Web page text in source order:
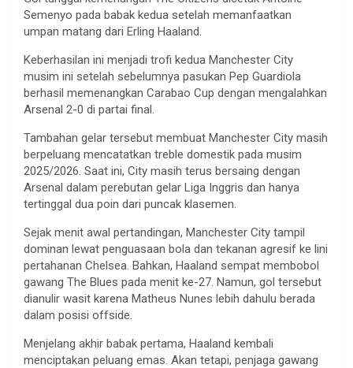
Semenyo pada babak kedua setelah memanfaatkan
umpan matang dari Erling Haaland.
Keberhasilan ini menjadi trofi kedua Manchester City
musim ini setelah sebelumnya pasukan Pep Guardiola
berhasil memenangkan Carabao Cup dengan mengalahkan
Arsenal 2-0 di partai final.
Tambahan gelar tersebut membuat Manchester City masih
berpeluang mencatatkan treble domestik pada musim
2025/2026. Saat ini, City masih terus bersaing dengan
Arsenal dalam perebutan gelar Liga Inggris dan hanya
tertinggal dua poin dari puncak klasemen.
Sejak menit awal pertandingan, Manchester City tampil
dominan lewat penguasaan bola dan tekanan agresif ke lini
pertahanan Chelsea. Bahkan, Haaland sempat membobol
gawang The Blues pada menit ke-27. Namun, gol tersebut
dianulir wasit karena Matheus Nunes lebih dahulu berada
dalam posisi offside.
Menjelang akhir babak pertama, Haaland kembali
menciptakan peluang emas. Akan tetapi, penjaga gawang